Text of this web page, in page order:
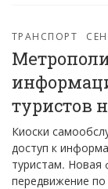
ТРАНСПОРТ
туристов
Киоски
доступ к
туристам.​​ Новая
передвижение по